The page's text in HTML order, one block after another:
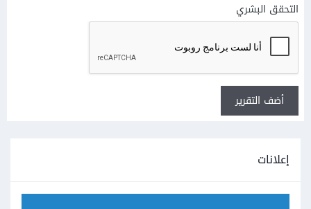
التحقق البشري
أضف التقرير
إعلانات